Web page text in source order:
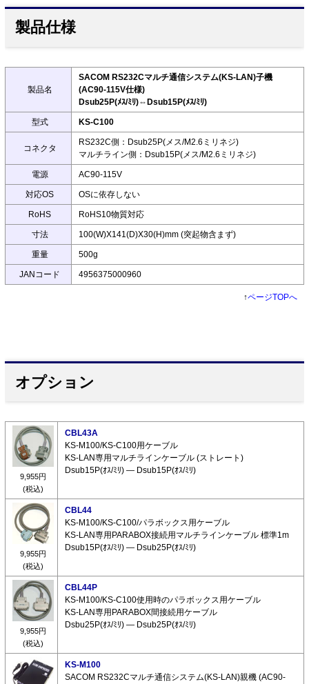
製品仕様
製品名
SACOM RS232Cマルチ通信システム(KS-LAN)子機
(AC90-115V仕様)
Dsub25P(ﾒｽ/ﾐﾘ)⇔Dsub15P(ﾒｽ/ﾐﾘ)
型式 KS-C100
コネクタ
RS232C側：Dsub25P(メス/M2.6ミリネジ)
マルチライン側：Dsub15P(メス/M2.6ミリネジ)
電源 AC90-115V
対応OS OSに依存しない
RoHS RoHS10物質対応
寸法 100(W)X141(D)X30(H)mm (突起物含まず)
重量 500g
JANコード 4956375000960
↑ページTOPへ
オプション
9,955円
(税込)
CBL43A
KS-M100/KS-C100用ケーブル
KS-LAN専用マルチラインケーブル (ストレート)
Dsub15P(ｵｽ/ﾐﾘ) ― Dsub15P(ｵｽ/ﾐﾘ)
9,955円
(税込)
CBL44
KS-M100/KS-C100/パラボックス用ケーブル
KS-LAN専用PARABOX接続用マルチラインケーブル 標準1m
Dsub15P(ｵｽ/ﾐﾘ) ― Dsub25P(ｵｽ/ﾐﾘ)
9,955円
(税込)
CBL44P
KS-M100/KS-C100使用時のパラボックス用ケーブル
KS-LAN専用PARABOX間接続用ケーブル
Dsbu25P(ｵｽ/ﾐﾘ) ― Dsub25P(ｵｽ/ﾐﾘ)
KS-M100
SACOM RS232Cマルチ通信システム(KS-LAN)親機 (AC90-